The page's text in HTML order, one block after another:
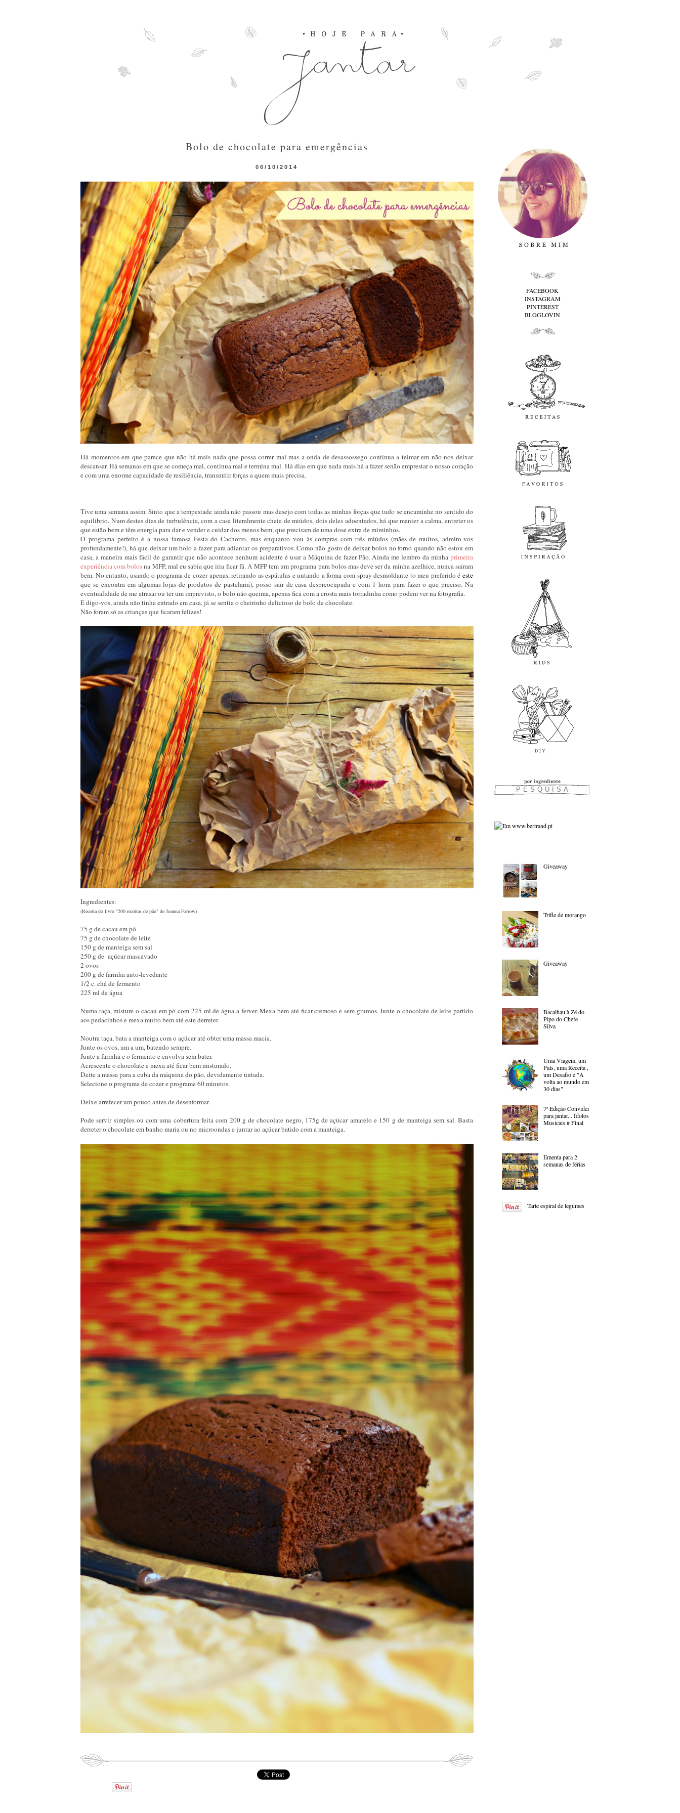
06/10/2014
Bolo de chocolate para emergências
Há momentos em que parece que não há mais nada que possa correr mal mas a onda de desassossego continua a teimar em não nos deixar
descansar. Há semanas em que se começa mal, continua mal e termina mal. Há dias em que nada mais há a fazer senão emprestar o nosso coração
e com uma enorme capacidade de resiliência, transmitir forças a quem mais precisa.
Tive uma semana assim. Sinto que a tempestade ainda não passou mas desejo com todas as minhas forças que tudo se encaminhe no sentido do
equilibrio. Num destes dias de turbulência, com a casa literalmente cheia de miúdos, dois deles adoentados, há que manter a calma, entreter os
que estão bem e têm energia para dar e vender e cuidar dos menos bem, que precisam de uma dose extra de miminhos.
O programa perfeito é a nossa famosa Festa do Cachorro, mas enquanto vou às compras com três miúdos (mães de muitos, admiro-vos
profundamente!), há que deixar um bolo a fazer para adiantar os preparativos. Como não gosto de deixar bolos no forno quando não estou em
casa, a maneira mais fácil de garantir que não acontece nenhum acidente é usar a Máquina de fazer Pão. Ainda me lembro da minha primeira
experiência com bolosna MFP, mal eu sabia que iria ficar fã. A MFP tem um programa para bolos mas deve ser da minha azelhice, nunca sairam
bem. No entanto, usando o programa de cozer apenas, retirando as espátulas e untando a forma com spray desmoldante (o meu preferido é este
que se encontra em algumas lojas de produtos de pastelaria), posso sair de casa despreocupada e com 1 hora para fazer o que preciso. Na
eventualidade de me atrasar ou ter um imprevisto, o bolo não queima, apenas fica com a crosta mais torradinha como podem ver na fotografia.
E digo-vos, ainda não tinha entrado em casa, já se sentia o cheirinho delicioso de bolo de chocolate.
Não foram só as crianças que ficaram felizes!
Ingredientes:
(Receita do livro "200 receitas de pão" de Joanna Farrow)
75 g de cacau em pó
75 g de chocolate de leite
150 g de manteiga sem sal
250 g de açúcar mascavado
2 ovos
200 g de farinha auto-levedante
1/2 c. chá de fermento
225 ml de água
Numa taça, misture o cacau em pó com 225 ml de água a ferver. Mexa bem até ficar cremoso e sem grumos. Junte o chocolate de leite partido
aos pedacinhos e mexa muito bem até este derreter.
Noutra taça, bata a manteiga com o açúcar até obter uma massa macia.
Junte os ovos, um a um, batendo sempre.
Junte a farinha e o fermento e envolva sem bater.
Acrescente o chocolate e mexa até ficar bem misturado.
Deite a massa para a cuba da máquina do pão, devidamente untada.
Selecione o programa de cozer e programe 60 minutos.
Deixe arrefecer um pouco antes de desenformar.
Pode servir simples ou com uma cobertura feita com 200 g de chocolate negro, 175g de açúcar amarelo e 150 g de manteiga sem sal. Basta
derreter o chocolate em banho maria ou no microondas e juntar ao açúcar batido com a manteiga.
FACEBOOK
INSTAGRAM
PINTEREST
BLOGLOVIN
Giveaway
Trifle de morango
Giveaway
Bacalhau à Zé do
Pipo do Chefe
Silva
Uma Viagem, um
País, uma Receita ,
um Desafio e "A
volta ao mundo em
30 dias"
7ª Edição Convidei
para jantar... Ídolos
Musicais # Final
Ementa para 2
semanas de férias
Tarte espiral de legumes